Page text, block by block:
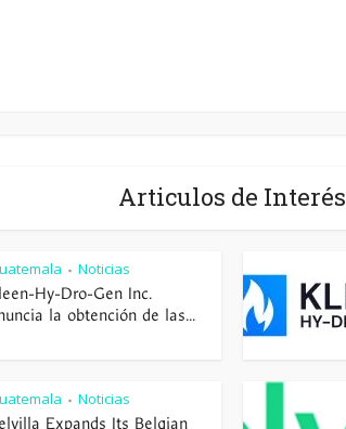
Articulos de Interés
• Noticias
Hy-Dro-Gen Inc.
la obtención de las...
• Noticias
Expands Its Belgian